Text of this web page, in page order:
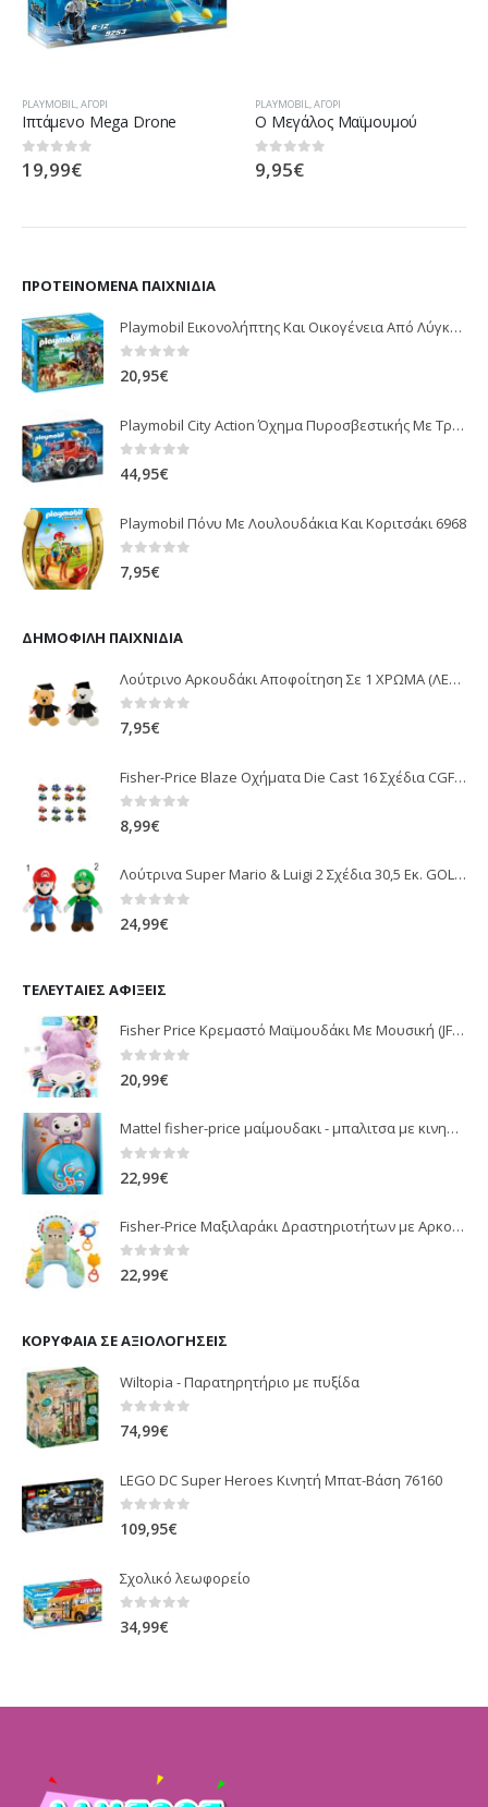
PLAYMOBIL,ΑΓΌΡΙ
Ιπτάμενο Mega Drone
0 out of 5
19,99€
PLAYMOBIL,ΑΓΌΡΙ
Ο Μεγάλος Μαϊμουμού
0out of 5
9,95€
ΠΡΟΤΕΙΝΌΜΕΝΑ ΠΑΙΧΝΊΔΙΑ
Playmobil Εικονολήπτης Και Οικογένεια Από Λύγκες 5561
0 out of 5
20,95€
Playmobil City Action Όχημα Πυροσβεστικής Με Τροχαλία Ρυμούλκησης 9466
0 out of 5
44,95€
Playmobil Πόνυ Με Λουλουδάκια Και Κοριτσάκι 6968
0out of 5
7,95€
ΔΗΜΟΦΙΛΉ ΠΑΙΧΝΊΔΙΑ
Λούτρινο Αρκουδάκι Αποφοίτηση Σε 1 ΧΡΩΜΑ (ΛΕΥΚΟ)25Εκ 1850
0out of 5
7,95€
Fisher-Price Blaze Οχήματα Die Cast 16 Σχέδια CGF20
0 out of 5
8,99€
Λούτρινα Super Mario & Luigi 2 Σχέδια 30,5 Εκ. GOL13769
0 out of 5
24,99€
ΤΕΛΕΥΤΑΊΕΣ ΑΦΊΞΕΙΣ
Fisher Price Κρεμαστό Μαϊμουδάκι Με Μουσική (JFF02)
0 out of 5
20,99€
Mattel fisher-price μαίμουδακι - μπαλιτσα με κινηση JLB95
22,99€
Fisher-Price Μαξιλαράκι Δραστηριοτήτων με Αρκουδάκι (JHB44)
0 out of 5
22,99€
ΚΟΡΥΦΑΊΑ ΣΕ ΑΞΙΟΛΟΓΉΣΕΙΣ
Wiltopia - Παρατηρητήριο με πυξίδα
0out of 5
74,99€
LEGO DC Super Heroes Κινητή Μπατ-Βάση 76160
0 out of 5
109,95€
Σχολικό λεωφορείο
0 out of 5
34,99€